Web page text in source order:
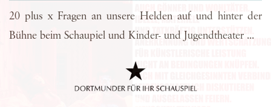
20 plus x Fragen an unsere Helden auf und hinter der
Bühne beim Schaupiel und Kinder- und Jugendtheater ...